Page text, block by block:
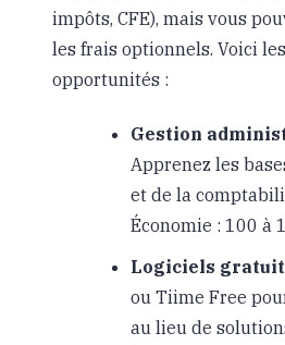
impôts, CFE), mais vous
les frais optionnels. Voici
opportunités :
Gestion
Apprenez les
et de la
Économie : 100 à
Logiciels
ou Tiime Free
au lieu de